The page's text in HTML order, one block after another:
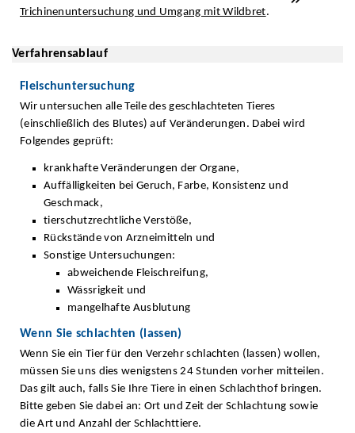
Trichinenuntersuchung und Umgang mit Wildbret.
Verfahrensablauf
Fleischuntersuchung
Wir untersuchen alle Teile des geschlachteten Tieres
(einschließlich des Blutes) auf Veränderungen. Dabei wird
Folgendes geprüft:
krankhafte Veränderungen der Organe,
Auffälligkeiten bei Geruch, Farbe, Konsistenz und
Geschmack,
tierschutzrechtliche Verstöße,
Rückstände von Arzneimitteln und
Sonstige Untersuchungen:
abweichende Fleischreifung,
Wässrigkeit und
mangelhafte Ausblutung
Wenn Sie schlachten (lassen)
Wenn Sie ein Tier für den Verzehr schlachten (lassen) wollen,
müssen Sie uns dies wenigstens 24 Stunden vorher mitteilen.
Das gilt auch, falls Sie Ihre Tiere in einen Schlachthof bringen.
Bitte geben Sie dabei an: Ort und Zeit der Schlachtung sowie
die Art und Anzahl der Schlachttiere.